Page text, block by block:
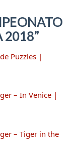
2018”
Puzzles |
– In Venice |
– Tiger in the